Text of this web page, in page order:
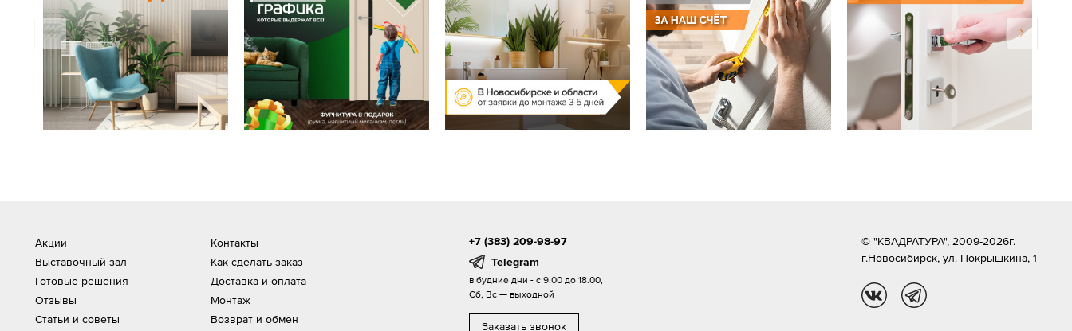
Акции
Выставочный зал
Готовые решения
Отзывы
Статьи и советы
Контакты
Как сделать заказ
Доставка и оплата
Монтаж
Возврат и обмен
+7 (383) 209-98-97
Telegram
в будние дни - с 9.00 до 18.00,
Сб, Вс — выходной
Заказать звонок
© "КВАДРАТУРА", 2009-2026г.
г.Новосибирск, ул. Покрышкина, 1